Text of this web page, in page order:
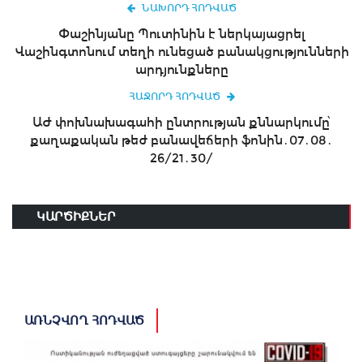
ՆԱԽՈՐԴ ՀՈԴՎԱԾ
Փաշինյանը Պուտինին է ներկայացրել
Վաշինգտոնում տեղի ունեցած բանակցությունների
արդյունքները
ՀԱՋՈՐԴ ՀՈԴՎԱԾ
ԱԺ փոխնախագահի ընտրության քննարկումը՝
քաղաքական թեժ բանավեճերի ֆոնին․07․08․
26/21․30/
ԿԱՐԾԻՔՆԵՐ
ԱՌՆՉՎՈՂ ՀՈԴՎԱԾ